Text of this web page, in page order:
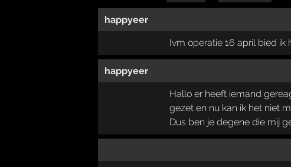
happyeer
Ivm operatie 16 april bied ik
happyeer
Hallo er heeft iemand
gezet en nu kan ik het niet
Dus ben je degene die mij